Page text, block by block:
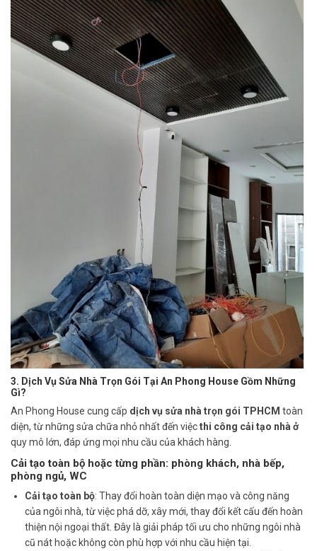
3. Dịch Vụ Sửa Nhà Trọn Gói Tại An Phong House Gồm Những
Gì?
An Phong House cung cấp dịch vụ sửa nhà trọn gói TPHCM toàn
diện, từ những sửa chữa nhỏ nhất đến việcthi công cải tạo nhà ở
quy mô lớn, đáp ứng mọi nhu cầu của khách hàng.
Cải tạo toàn bộ hoặc từng phần: phòng khách, nhà bếp,
phòng ngủ, WC
Cải tạo toàn bộ: Thay đổi hoàn toàn diện mạo và công năng
của ngôi nhà, từ việc phá dỡ, xây mới, thay đổi kết cấu đến hoàn
thiện nội ngoại thất. Đây là giải pháp tối ưu cho những ngôi nhà
cũ nát hoặc không còn phù hợp với nhu cầu hiện tại.